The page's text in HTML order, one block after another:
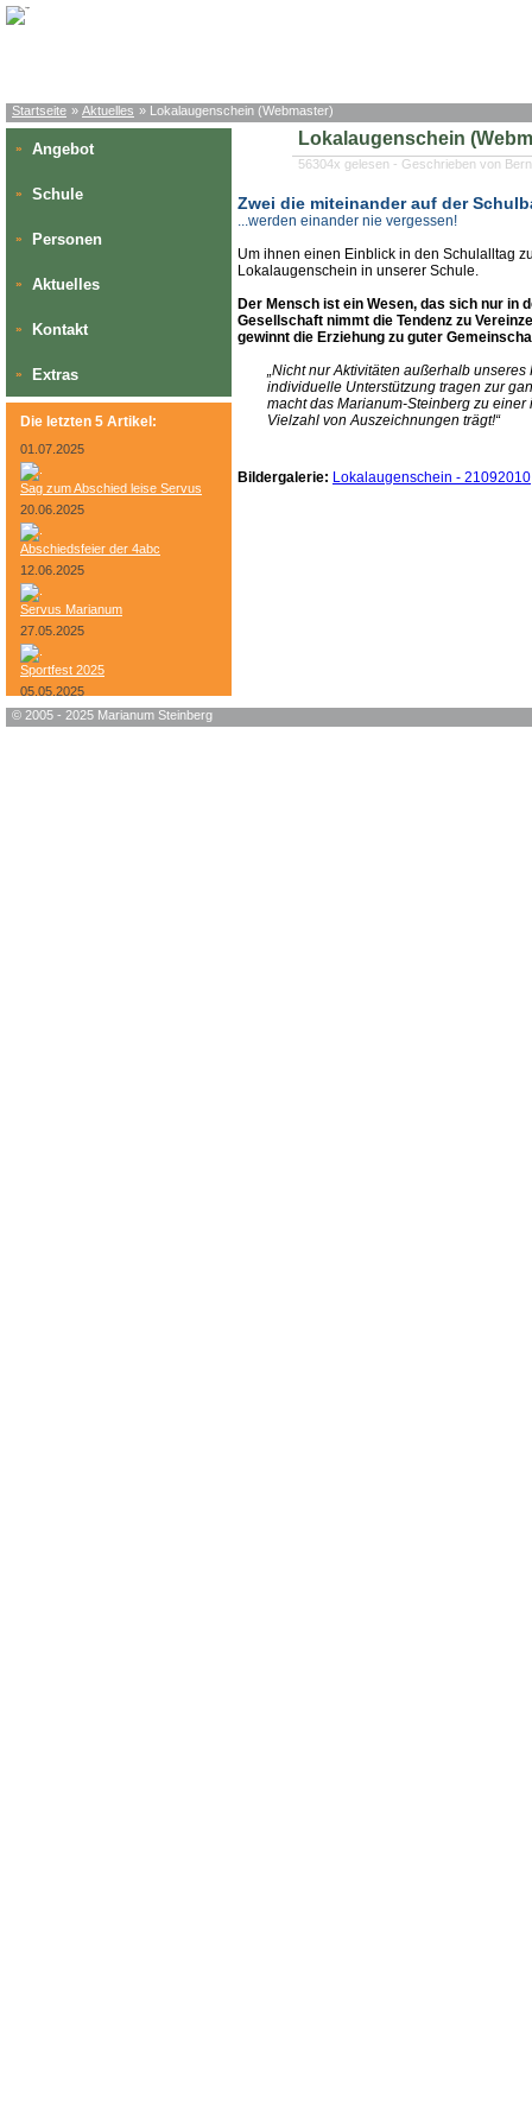
Startseite » Aktuelles » Lokalaugenschein (Webmaster)
» Angebot
» Schule
» Personen
» Aktuelles
» Kontakt
» Extras
Die letzten 5 Artikel:
01.07.2025
Sag zum Abschied leise Servus
20.06.2025
Abschiedsfeier der 4abc
12.06.2025
Servus Marianum
27.05.2025
Sportfest 2025
05.05.2025
Bundesheer-Tag
Lokalaugenschein
56304x gelesen - Geschrieben von
Zwei die miteinander auf der
...werden einander nie vergessen!
Um ihnen einen Einblick in den Schulalltag
Lokalaugenschein in unserer Schule.
Der Mensch ist ein Wesen, das sich nur in
Gesellschaft nimmt die Tendenz zu
gewinnt die Erziehung zu guter
„Nicht nur Aktivitäten außerhalb
individuelle Unterstützung tragen zur
macht das Marianum-Steinberg zu
Vielzahl von Auszeichnungen trägt!“
Bildergalerie: Lokalaugenschein - 21092010
© 2005 - 2025 Marianum Steinberg